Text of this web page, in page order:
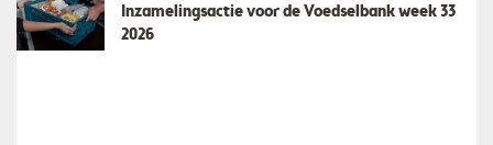
Inzamelingsactie voor de Voedselbank week 33
2026